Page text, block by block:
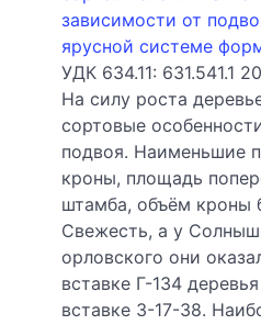
зависимости от
ярусной системе
УДК 634.11: 631.541.1
На силу роста
сортовые
подвоя. Наименьшие
кроны, площадь
штамба, объём кроны
Свежесть, а у
орловского они
вставке Г-134
вставке 3-17-38.